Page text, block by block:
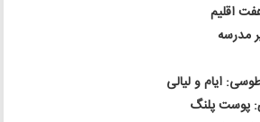
اقلیم
مدرسه
ایام و لیالی
پوست پلنگ